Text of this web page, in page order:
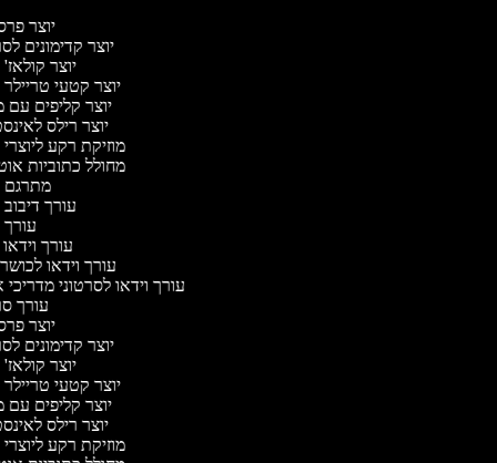
יוצר
יוצר קדימונים
יוצר
יוצר קטעי
יוצר קליפים
יוצר רילס
מוזיקת רקע
מחולל כתוביות
מתרגם
עורך
עורך וידאו
עורך וידאו
עורך וידאו לסרטוני
עורך
יוצר
יוצר קדימונים
יוצר
יוצר קטעי
יוצר קליפים
יוצר רילס
מוזיקת רקע